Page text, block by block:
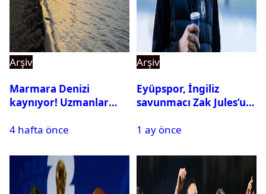
Arşiv
Marmara Denizi
kaynıyor! Uzmanlar
4 hafta önce
Arşiv
Eyüpspor, İngiliz
savunmacı Zak Jules’u
1 ay önce